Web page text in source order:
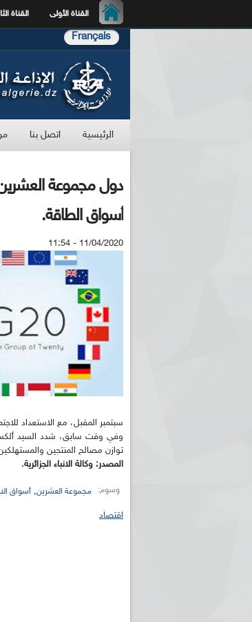
القناة الأولى القناة
Français
الرئيسية اتصل بنا
دول مجموعة العشرين
أسواق الطاقة.
11/04/2020 - 11:54
سبتمبر المقبل، مع الاستعداد
وفي وقت سابق، شدد السيد
توازن مصالح المنتجين
المصدر: وكالة الانباء الجزائرية.
وسوم: مجموعة العشرين, أسواق
اقتصاد